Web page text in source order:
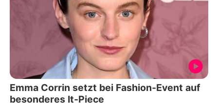
Emma Corrin setzt bei Fashion-Event auf
besonderes It-Piece